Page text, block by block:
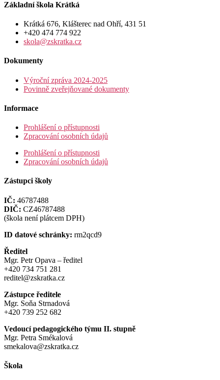
Základní škola Krátká
Krátká 676, Klášterec nad Ohří, 431 51
+420 474 774 922
skola@zskratka.cz
Dokumenty
Výroční zpráva 2024-2025
Povinně zveřejňované dokumenty
Informace
Prohlášení o přístupnosti
Zpracování osobních údajů
Prohlášení o přístupnosti
Zpracování osobních údajů
Zástupci školy
IČ: 46787488
DIČ: CZ46787488
(škola není plátcem DPH)
ID datové schránky: rm2qcd9
Ředitel
Mgr. Petr Opava – ředitel
+420 734 751 281
reditel@zskratka.cz
Zástupce ředitele
Mgr. Soňa Strnadová
+420 739 252 682
Vedoucí pedagogického týmu II. stupně
Mgr. Petra Smékalová
smekalova@zskratka.cz
Škola